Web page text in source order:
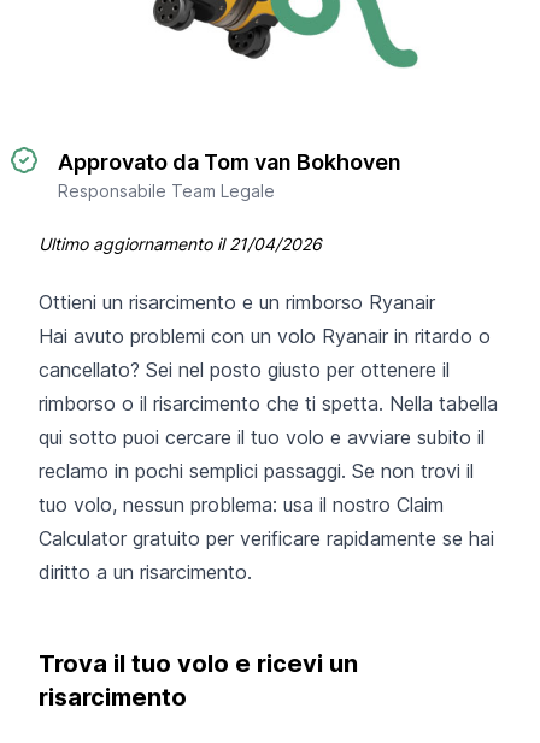
Approvato da Tom van Bokhoven
Responsabile Team Legale
Ultimo aggiornamento il21/04/2026
Ottieni un risarcimento e un rimborso Ryanair
Hai avuto problemi con un volo Ryanair in ritardo o
cancellato? Sei nel posto giusto per ottenere il
rimborso o il risarcimento che ti spetta. Nella tabella
qui sotto puoi cercare il tuo volo e avviare subito il
reclamo in pochi semplici passaggi. Se non trovi il
tuo volo, nessun problema: usa il nostro Claim
Calculator gratuito per verificare rapidamente se hai
diritto a un risarcimento.
Trova il tuo volo e ricevi un
risarcimento